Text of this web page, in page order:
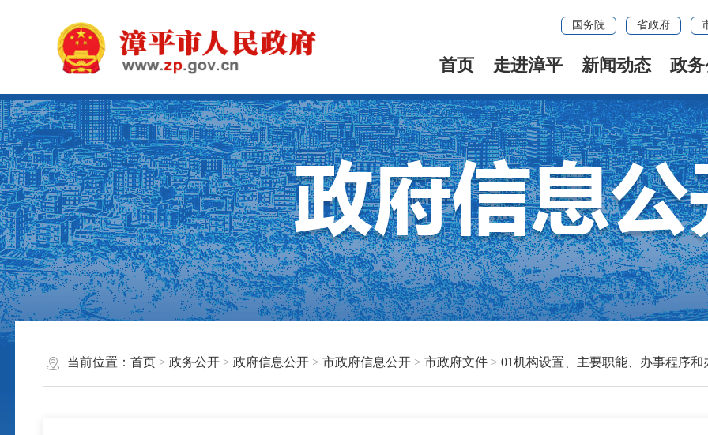
国务院 省政府
首页 走进漳平 新闻动态 政
当前位置： 首页> 政务公开> 政府信息公开> 市政府信息公开> 市政府文件> 01机构设置、主要职能、办事程序和